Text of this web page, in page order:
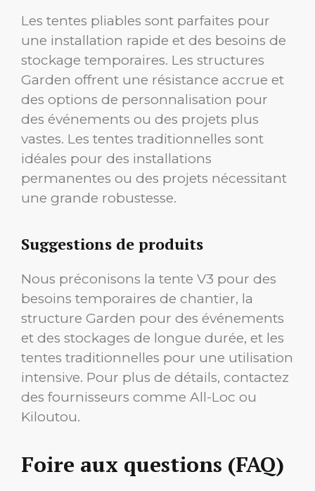
Les tentes pliables sont parfaites pour
une installation rapide et des besoins de
stockage temporaires. Les structures
Garden offrent une résistance accrue et
des options de personnalisation pour
des événements ou des projets plus
vastes. Les tentes traditionnelles sont
idéales pour des installations
permanentes ou des projets nécessitant
une grande robustesse.
Suggestions de produits
Nous préconisons la tente V3 pour des
besoins temporaires de chantier, la
structure Garden pour des événements
et des stockages de longue durée, et les
tentes traditionnelles pour une utilisation
intensive. Pour plus de détails, contactez
des fournisseurs comme All-Loc ou
Kiloutou.
Foire aux questions (FAQ)